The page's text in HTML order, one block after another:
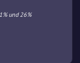
und 26%